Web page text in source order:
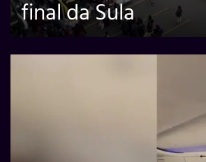
final da Sula